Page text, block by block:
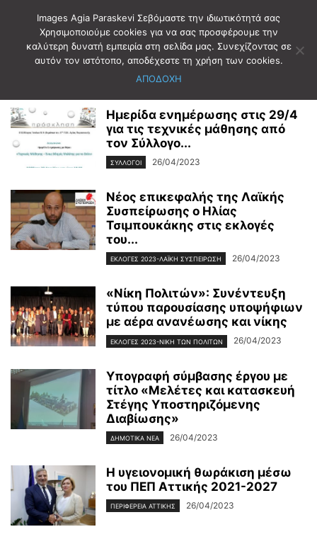
Αρχική 2023 Απρίλιος 26
Ημερήσιο Αρχείο: 26/04/2023
Ημερίδα ενημέρωσης στις 29/4
για τις τεχνικές μάθησης από
τον Σύλλογο...
ΣΥΛΛΟΓΟΙ 26/04/2023
Νέος επικεφαλής της Λαϊκής
Συσπείρωσης ο Ηλίας
Τσιμπουκάκης στις εκλογές
του...
ΕΚΛΟΓΕΣ 2023-ΛΑΪΚΗ ΣΥΣΠΕΙΡΩΣΗ 26/04/2023
«Νίκη Πολιτών»: Συνέντευξη
τύπου παρουσίασης υποψήφιων
με αέρα ανανέωσης και νίκης
ΕΚΛΟΓΕΣ 2023-ΝΙΚΗ ΤΩΝ ΠΟΛΙΤΩΝ 26/04/2023
Υπογραφή σύμβασης έργου με
τίτλο «Μελέτες και κατασκευή
Στέγης Υποστηριζόμενης
Διαβίωσης»
ΔΗΜΟΤΙΚΑ ΝΕΑ 26/04/2023
Η υγειονομική θωράκιση μέσω
του ΠΕΠ Αττικής 2021-2027
ΠΕΡΙΦΕΡΕΙΑ ΑΤΤΙΚΗΣ 26/04/2023
Images Agia Paraskevi Σεβόμαστε την ιδιωτικότητά σας
Χρησιμοποιούμε cookies για να σας προσφέρουμε την
καλύτερη δυνατή εμπειρία στη σελίδα μας. Συνεχίζοντας σε
αυτόν τον ιστότοπο, αποδέχεστε τη χρήση των cookies.
ΑΠΟΔΟΧΗ